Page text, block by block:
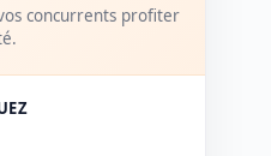
concurrents profiter